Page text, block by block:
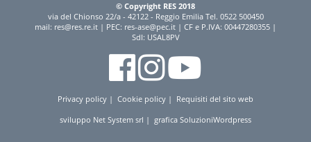
© Copyright RES 2018
via del Chionso 22/a - 42122 - Reggio Emilia Tel. 0522 500450
mail: res@res.re.it | PEC: res-ase@pec.it | CF e P.IVA: 00447280355 |
SdI: USAL8PV
Privacy policy | Cookie policy | Requisiti del sito web
sviluppo Net System srl | grafica SoluzioniWordpress